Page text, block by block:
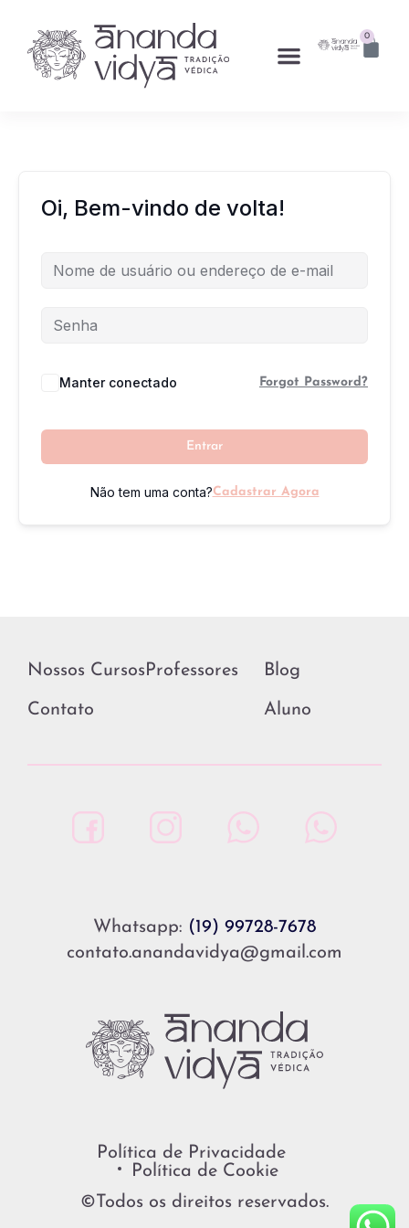
0
Oi, Bem-vindo de volta!
Manter conectado Forgot Password?
Entrar
Não tem uma conta?Cadastrar Agora
Whatsapp: (19) 99728-7678
contato.anandavidya@gmail.com
Política de Privacidade
Política de Cookie
©Todos os direitos reservados.
Nossos CursosProfessores Blog
Contato Aluno